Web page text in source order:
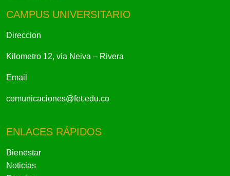
CAMPUS UNIVERSITARIO
Direccion
Kilometro 12, via Neiva – Rivera
Email
comunicaciones@fet.edu.co
ENLACES RÁPIDOS
Bienestar
Noticias